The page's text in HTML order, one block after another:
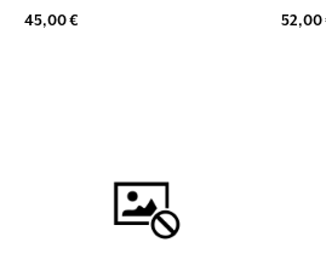
45,00 € 52,00